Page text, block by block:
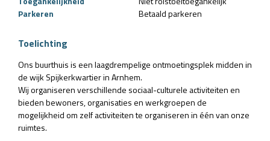
Parkeren
Betaald parkeren
Toelichting
Ons buurthuis is een laagdrempelige ontmoetingsplek midden in
de wijk Spijkerkwartier in Arnhem.
Wij organiseren verschillende sociaal-culturele activiteiten en
bieden bewoners, organisaties en werkgroepen de
mogelijkheid om zelf activiteiten te organiseren in één van onze
ruimtes.